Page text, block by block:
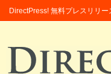
DirectPress! 無料プレスリリ